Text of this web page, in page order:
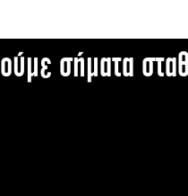
σήματα